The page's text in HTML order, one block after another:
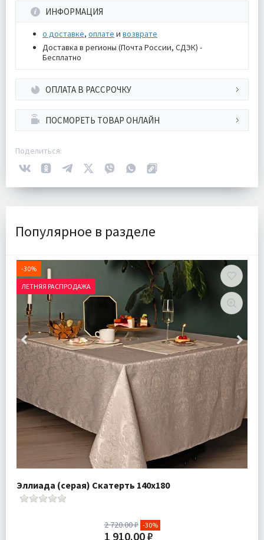
ИНФОРМАЦИЯ
о доставке, оплате и возврате
Доставка в регионы (Почта России, СДЭК) -
Бесплатно
ОПЛАТА В РАССРОЧКУ
ПОСМОРЕТЬ ТОВАР ОНЛАЙН
Поделиться:
Популярное в разделе
-30%
ЛЕТНЯЯ РАСПРОДАЖА
Эллиада (серая) Скатерть 140х180
2 720.00 ₽ -30%
1 910.00 ₽